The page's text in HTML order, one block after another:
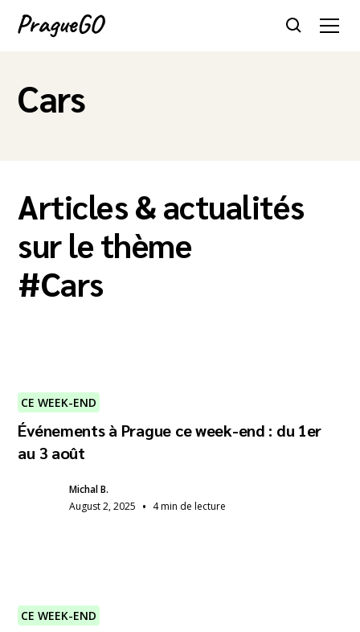
Cars
Articles & actualités
sur le thème
#Cars
CE WEEK-END
Événements à Prague ce week-end : du 1er
au 3 août
Michal B.
August 2, 2025 • 4 min de lecture
CE WEEK-END